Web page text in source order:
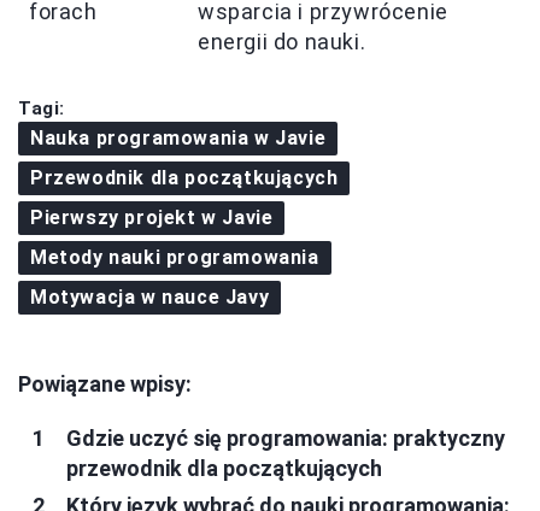
forach
wsparcia i przywrócenie
energii do nauki.
Tagi:
Nauka programowania w Javie
Przewodnik dla początkujących
Pierwszy projekt w Javie
Metody nauki programowania
Motywacja w nauce Javy
Powiązane wpisy:
Gdzie uczyć się programowania: praktyczny
przewodnik dla początkujących
Który język wybrać do nauki programowania: